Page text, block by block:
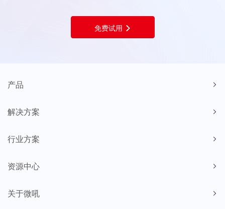
免费试用
产品
解决方案
行业方案
资源中心
关于微吼